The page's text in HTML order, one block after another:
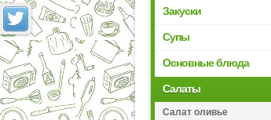
Закуски
Супы
Основные блюда
Салаты
Салат оливье